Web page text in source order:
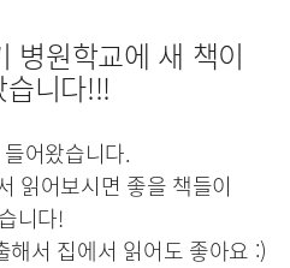
병원학교에 새 책이
니다!!!
어왔습니다.
읽어보시면 좋을 책들이
니다!
서 집에서 읽어도 좋아요 :)